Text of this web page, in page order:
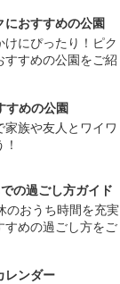
におすすめの公園
けにぴったり！ピク
すすめの公園をご紹
すめの公園
家族や友人とワイワ
の過ごし方ガイド
のおうち時間を充実
すめの過ごし方をご
レンダー